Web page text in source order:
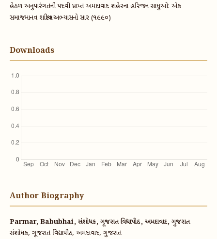
હેઠળ અનુપારંગતની પદવી પ્રાપ્ત અમદાવાદ શહેરના હરિજન સાધુઓ: એક
સમાજમાનવ શાસ્ત્રીય અભ્યાસનો સાર (૧૯૯૦)
Downloads
Author Biography
Parmar, Babubhai, સંશોધક, ગૂજરાત વિદ્યાપીઠ, અમદાવાદ, ગુજરાત
સંશોધક, ગૂજરાત વિદ્યાપીઠ, અમદાવાદ, ગુજરાત